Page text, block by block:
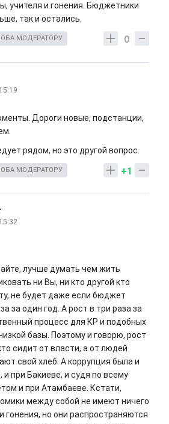
учителя и гонения. Бюджетники
так и остались.
0
МОДЕРАТОРУ
Дороги новые, подстанции,
рядом, но это другой вопрос.
+1
МОДЕРАТОРУ
лучше думать чем жить
ни Вы, ни кто другой кто
не будет даже если бюджет
за один год. А рост в три раза за
процесс для КР и подобных
базы. Поэтому и говорю, рост
сидит от власти, а от людей
свой хлеб. А коррупция была и
и при Бакиеве, и судя по всему
и при Атамбаеве. Кстати,
между собой не имеют ничего
гонения, но они распространяются